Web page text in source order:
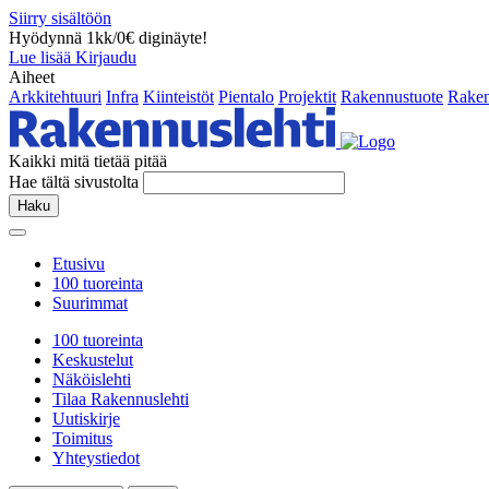
Siirry sisältöön
Hyödynnä 1kk/0€ diginäyte!
Lue lisää Kirjaudu
Aiheet
Arkkitehtuuri Infra Kiinteistöt Pientalo Projektit Rakennustuote
Kaikki mitä tietää pitää
Hae tältä sivustolta
Haku
Etusivu
100 tuoreinta
Suurimmat
100 tuoreinta
Keskustelut
Näköislehti
Tilaa Rakennuslehti
Uutiskirje
Toimitus
Yhteystiedot